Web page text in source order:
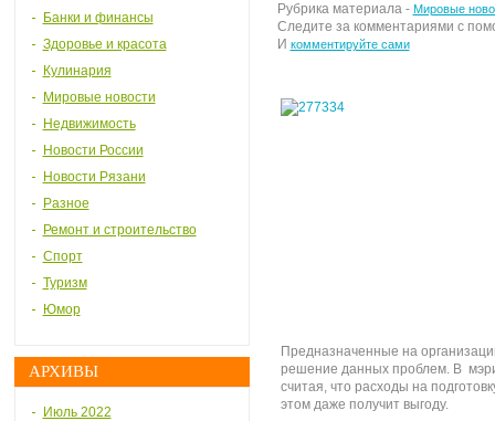
Банки и финансы
Здоровье и красота
Кулинария
Мировые новости
Недвижимость
Новости России
Новости Рязани
Разное
Ремонт и строительство
Спорт
Туризм
Юмор
АРХИВЫ
Июль 2022
Рубрика материала - Мировые
Следите за комментариями с
И комментируйте сами
Предназначенные на
решение данных проблем. В
считая, что расходы на
этом даже получит выгоду.